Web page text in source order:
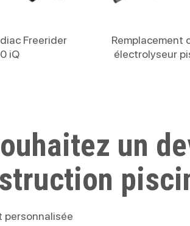
Freerider
iQ
Remplacement
électrolyseur
un
personnalisée